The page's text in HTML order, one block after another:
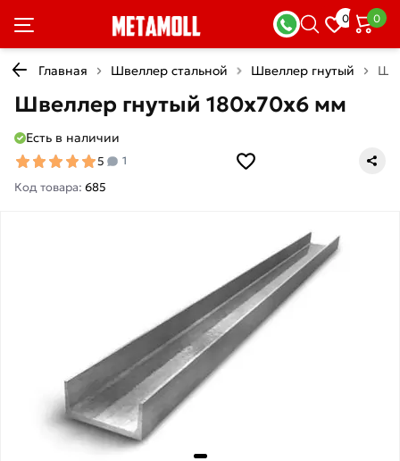
0 0
Главная Швеллер стальной Швеллер гнутый
Швеллер гнутый 180х70х6 мм
Есть в наличии
5 1
Код товара: 685